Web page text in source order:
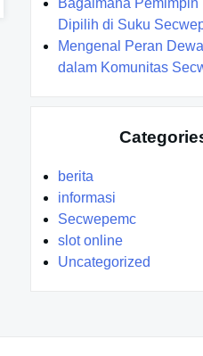
Dipilih di Suku
Mengenal Peran
dalam Komunitas
berita
informasi
Secwepemc
slot online
Uncategorized